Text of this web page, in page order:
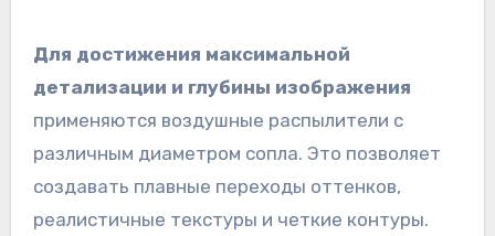
Для достижения максимальной
детализации и глубины изображения
применяются воздушные распылители с
различным диаметром сопла. Это позволяет
создавать плавные переходы оттенков,
реалистичные текстуры и четкие контуры.